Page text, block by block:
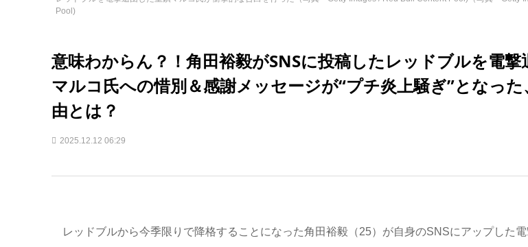
Pool)
意味わからん？！角田裕毅がSNSに投稿したレッドブルを電撃
マルコ氏への惜別＆感謝メッセージが“プチ炎上騒ぎ”となっ
由とは？
2025.12.12 06:29
レッドブルから今季限りで降格することになった角田裕毅（25）が自身のSNSにアップした